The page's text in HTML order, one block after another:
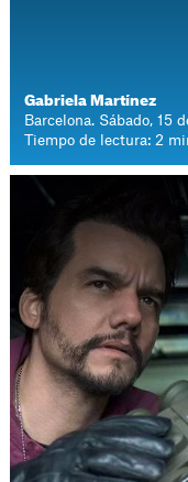
Gabriela Martínez
Barcelona. Sábado, 15
Tiempo de lectura: 2